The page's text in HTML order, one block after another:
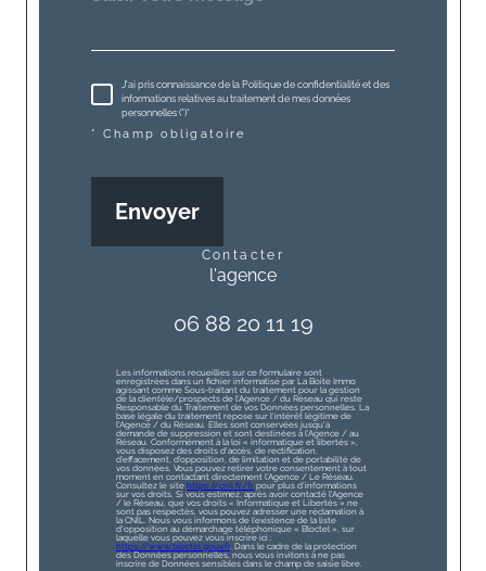
J'ai pris connaissance de la Politique de confidentialité et des
informations relatives au traitement de mes données
personnelles (*)*
* Champ obligatoire
Envoyer
contacter
l'agence
06 88 20 11 19
Les informations recueillies sur ce formulaire sont
enregistrées dans un fichier informatisé par La Boite Immo
agissant comme Sous-traitant du traitement pour la gestion
de la clientèle/prospects de l'Agence / du Réseau qui reste
Responsable du Traitement de vos Données personnelles. La
base légale du traitement repose sur l'intérêt légitime de
l'Agence / du Réseau. Elles sont conservées jusqu'à
demande de suppression et sont destinées à l'Agence / au
Réseau. Conformément à la loi « informatique et libertés »,
vous disposez des droits d’accès, de rectification,
d’effacement, d’opposition, de limitation et de portabilité de
vos données. Vous pouvez retirer votre consentement à tout
moment en contactant directement l’Agence / Le Réseau.
Consultez le site https://cnil.fr/fr pour plus d’informations
sur vos droits. Si vous estimez, après avoir contacté l'Agence
/ le Réseau, que vos droits « Informatique et Libertés » ne
sont pas respectés, vous pouvez adresser une réclamation à
la CNIL. Nous vous informons de l’existence de la liste
d'opposition au démarchage téléphonique « Bloctel », sur
laquelle vous pouvez vous inscrire ici :
https://www.bloctel.gouv.fr. Dans le cadre de la protection
des Données personnelles, nous vous invitons à ne pas
inscrire de Données sensibles dans le champ de saisie libre.